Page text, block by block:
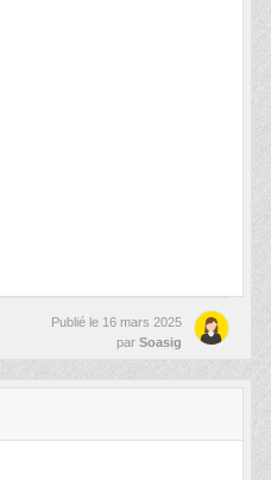
Publié le 16 mars 2025
par Soasig